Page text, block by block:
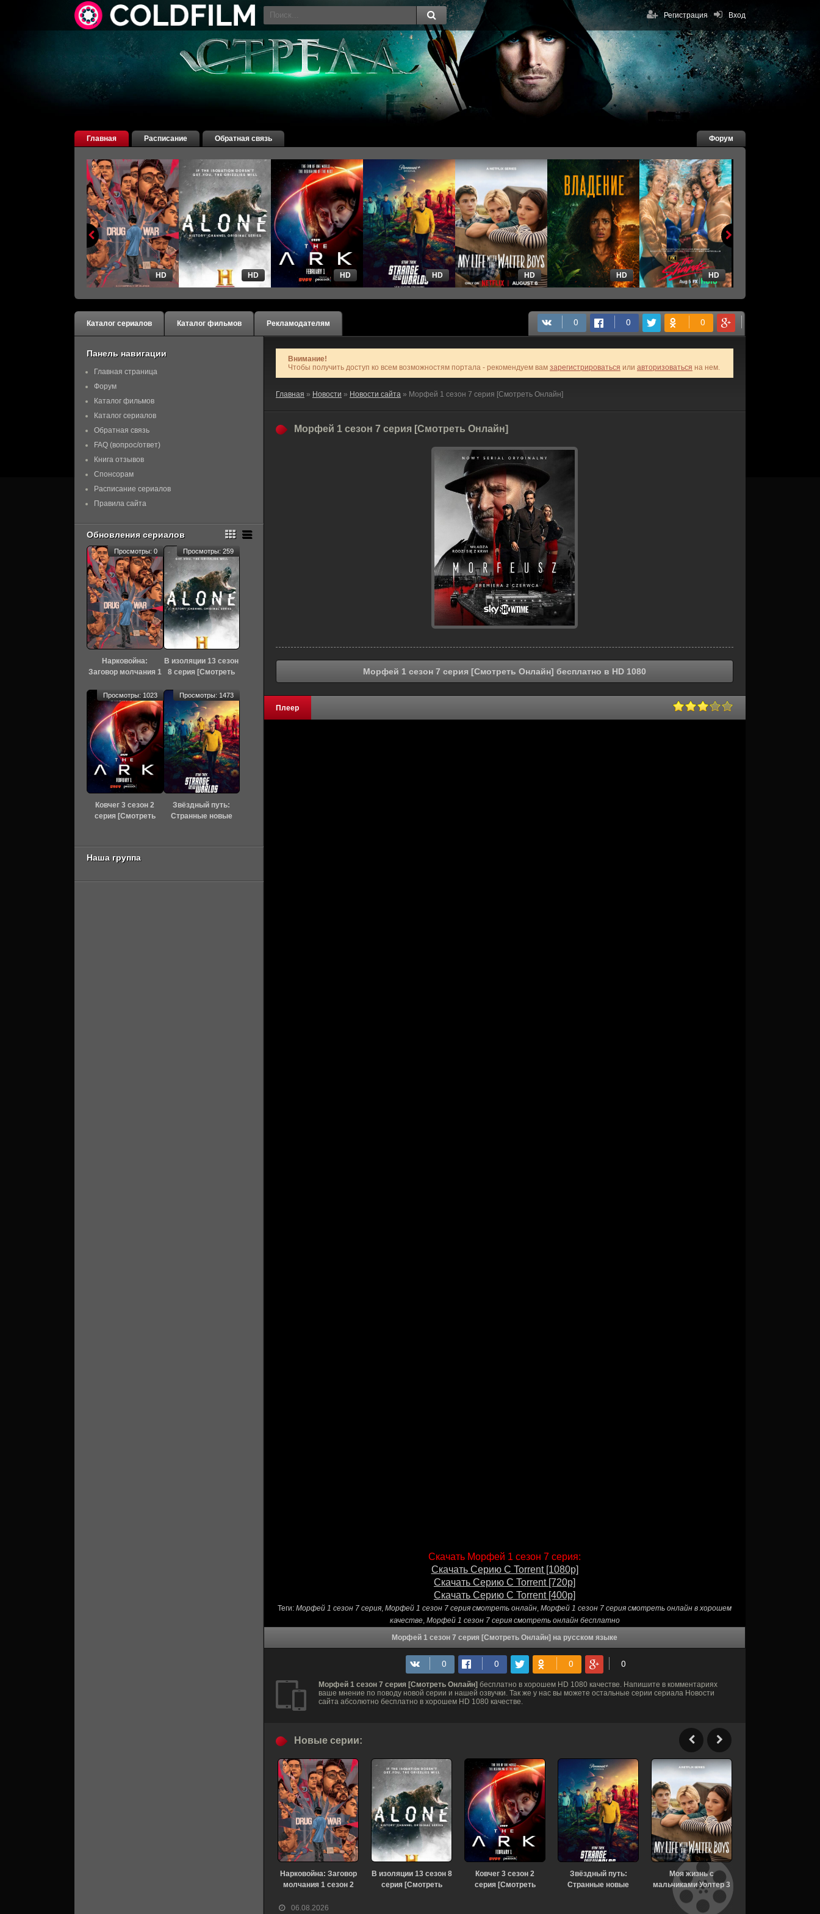
Вход
Регистрация
Главная Расписание Обратная связь Форум
HD HD HD HD HD HD HD
Каталог сериалов Каталог фильмов Рекламодателям
Внимание!
Чтобы получить доступ ко всем возможностям портала - рекомендуем вам зарегистрироваться или авторизоваться на нем.
Главная » Новости » Новости сайта » Морфей 1 сезон 7 серия [Смотреть Онлайн]
Морфей 1 сезон 7 серия [Смотреть Онлайн]
Морфей 1 сезон 7 серия [Смотреть Онлайн] бесплатно в HD 1080
Плеер
Скачать Морфей 1 сезон 7 серия:
Скачать Серию С Torrent [1080p]
Скачать Серию С Torrent [720p]
Скачать Серию С Torrent [400p]
Теги: Морфей 1 сезон 7 серия Морфей 1 сезон 7 серия смотреть онлайн Морфей 1 сезон 7 серия смотреть онлайн в хорошем
качестве, Морфей 1 сезон 7 серия смотреть онлайн бесплатно
Морфей 1 сезон 7 серия [Смотреть Онлайн] на русском языке
Морфей 1 сезон 7 серия [Смотреть Онлайн] бесплатно в хорошем HD 1080 качестве. Напишите в комментариях
ваше мнение по поводу новой серии и нашей озвучки. Так же у нас вы можете остальные серии сериала Новости
сайта абсолютно бесплатно в хорошем HD 1080 качестве.
06.08.2026
Новые серии:
Нарковойна: Заговор
молчания 1 сезон 2
Онлайн]
В изоляции 13 сезон 8
серия [Смотреть
Ковчег 3 сезон 2
серия [Смотреть
Звёздный путь:
Странные новые
Моя жизнь с
мальчиками Уолтер 3
сезон [Смотреть
Онлайн]
Панель навигации
Главная страница
Форум
Каталог фильмов
Каталог сериалов
Обратная связь
FAQ (вопрос/ответ)
Книга отзывов
Спонсорам
Расписание сериалов
Правила сайта
Обновления сериалов
Нарковойна:
Заговор молчания 1
[Смотреть Онлайн]
Просмотры: 0
В изоляции 13 сезон
8 серия [Смотреть
Просмотры: 259
Ковчег 3 сезон 2
серия [Смотреть
Просмотры: 1023
Звёздный путь:
Странные новые
Онлайн]
Просмотры: 1473
Наша группа